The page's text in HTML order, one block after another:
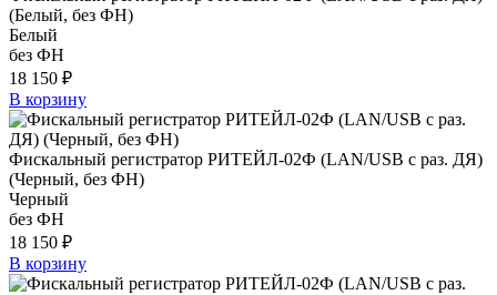
(Белый, без ФН)
Белый
без ФН
18 150 ₽
В корзину
Фискальный регистратор РИТЕЙЛ-02Ф (LAN/USB с раз. ДЯ)
(Черный, без ФН)
Черный
без ФН
18 150 ₽
В корзину